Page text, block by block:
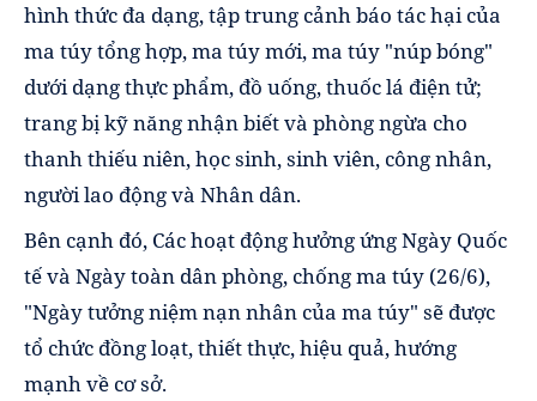
hình thức đa dạng, tập trung cảnh báo tác hại của
ma túy tổng hợp, ma túy mới, ma túy "núp bóng"
dưới dạng thực phẩm, đồ uống, thuốc lá điện tử;
trang bị kỹ năng nhận biết và phòng ngừa cho
thanh thiếu niên, học sinh, sinh viên, công nhân,
người lao động và Nhân dân.
Bên cạnh đó, Các hoạt động hưởng ứng Ngày Quốc
tế và Ngày toàn dân phòng, chống ma túy (26/6),
"Ngày tưởng niệm nạn nhân của ma túy" sẽ được
tổ chức đồng loạt, thiết thực, hiệu quả, hướng
mạnh về cơ sở.